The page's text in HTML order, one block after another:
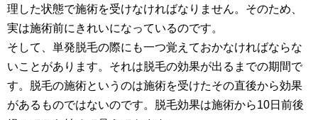
理した状態で施術を受けなければなりません。そのため、
実は施術前にきれいになっているのです。
そして、単発脱毛の際にも一つ覚えておかなければならな
いことがあります。それは脱毛の効果が出るまでの期間で
す。脱毛の施術というのは施術を受けたその直後から効果
があるものではないのです。脱毛効果は施術から10日前後